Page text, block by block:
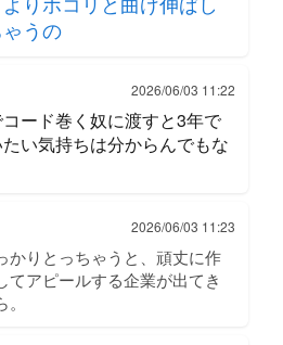
うの
2026/06/03 11:22
ード巻く奴に渡すと3年で
い気持ちは分からんでもな
2026/06/03 11:23
かりとっちゃうと、頑丈に作
てアピールする企業が出てき